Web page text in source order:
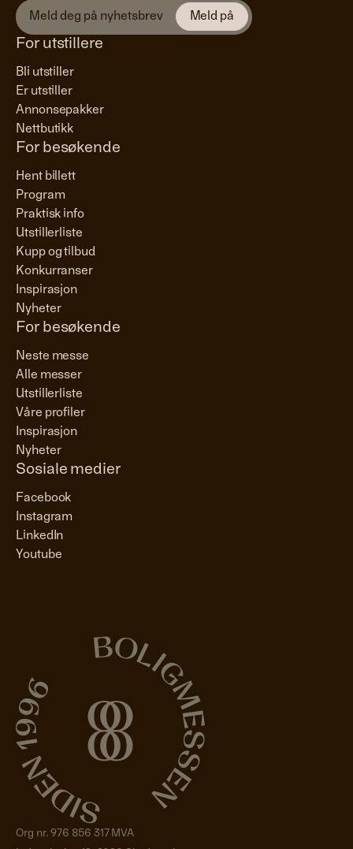
For utstillere
Bli utstiller
Er utstiller
Annonsepakker
Nettbutikk
For besøkende
Hent billett
Program
Praktisk info
Utstillerliste
Kupp og tilbud
Konkurranser
Inspirasjon
Nyheter
For besøkende
Neste messe
Alle messer
Utstillerliste
Våre profiler
Inspirasjon
Nyheter
Sosiale medier
Facebook
Instagram
LinkedIn
Youtube
Org nr. 976 856 317 MVA